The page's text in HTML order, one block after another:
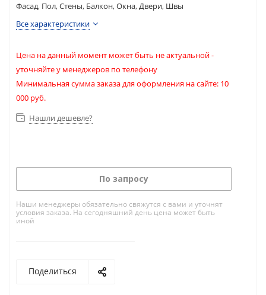
Фасад, Пол, Стены, Балкон, Окна, Двери, Швы
Все характеристики
Цена на данный момент может быть не актуальной -
уточняйте у менеджеров по телефону
Минимальная сумма заказа для оформления на сайте: 10
000 руб.
Нашли дешевле?
По запросу
Наши менеджеры обязательно свяжутся с вами и уточнят
условия заказа. На сегодняшний день цена может быть
иной
Поделиться